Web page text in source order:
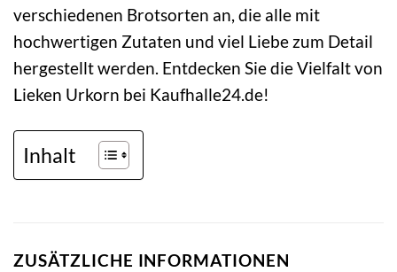
verschiedenen Brotsorten an, die alle mit
hochwertigen Zutaten und viel Liebe zum Detail
hergestellt werden. Entdecken Sie die Vielfalt von
Lieken Urkorn bei Kaufhalle24.de!
Inhalt
ZUSÄTZLICHE INFORMATIONEN